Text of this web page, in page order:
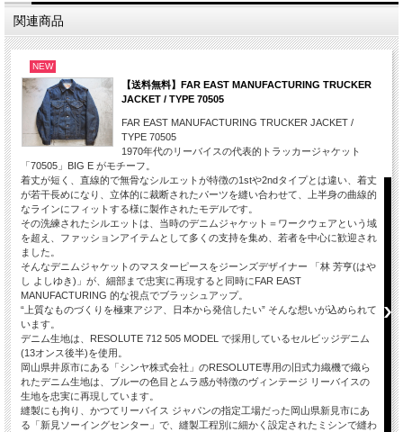
関連商品
NEW
【送料無料】FAR EAST MANUFACTURING TRUCKER
JACKET / TYPE 70505
FAR EAST MANUFACTURING TRUCKER JACKET /
TYPE 70505
1970年代のリーバイスの代表的トラッカージャケット
「70505」BIG E がモチーフ。
着丈が短く、直線的で無骨なシルエットが特徴の1stや2ndタイプとは違い、着丈
が若干長めになり、立体的に裁断されたパーツを縫い合わせて、上半身の曲線的
なラインにフィットする様に製作されたモデルです。
その洗練されたシルエットは、当時のデニムジャケット＝ワークウェアという域
を超え、ファッションアイテムとして多くの支持を集め、若者を中心に歓迎され
ました。
そんなデニムジャケットのマスターピースをジーンズデザイナー 「林 芳亨(はや
し よしゆき)」が、細部まで忠実に再現すると同時にFAR EAST
MANUFACTURING 的な視点でブラッシュアップ。
“上質なものづくりを極東アジア、日本から発信したい” そんな想いが込められて
います。
デニム生地は、RESOLUTE 712 505 MODEL で採用しているセルビッジデニム
(13オンス後半)を使用。
岡山県井原市にある「シンヤ株式会社」のRESOLUTE専用の旧式力織機で織ら
れたデニム生地は、ブルーの色目とムラ感が特徴のヴィンテージ リーバイスの
生地を忠実に再現しています。
縫製にも拘り、かつてリーバイス ジャパンの指定工場だった岡山県新見市にあ
る「新見ソーイングセンター」で、縫製工程別に細かく設定されたミシンで縫わ